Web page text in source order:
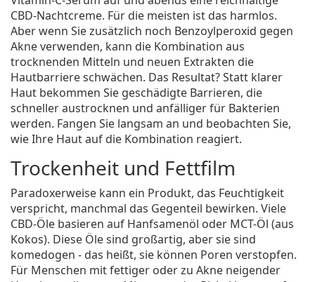
CBD-Nachtcreme. Für die meisten ist das harmlos.
Aber wenn Sie zusätzlich noch Benzoylperoxid gegen
Akne verwenden, kann die Kombination aus
trocknenden Mitteln und neuen Extrakten die
Hautbarriere schwächen. Das Resultat? Statt klarer
Haut bekommen Sie geschädigte Barrieren, die
schneller austrocknen und anfälliger für Bakterien
werden. Fangen Sie langsam an und beobachten Sie,
wie Ihre Haut auf die Kombination reagiert.
Trockenheit und Fettfilm
Paradoxerweise kann ein Produkt, das Feuchtigkeit
verspricht, manchmal das Gegenteil bewirken. Viele
CBD-Öle basieren auf Hanfsamenöl oder MCT-Öl (aus
Kokos). Diese Öle sind großartig, aber sie sind
komedogen - das heißt, sie können Poren verstopfen.
Für Menschen mit fettiger oder zu Akne neigender